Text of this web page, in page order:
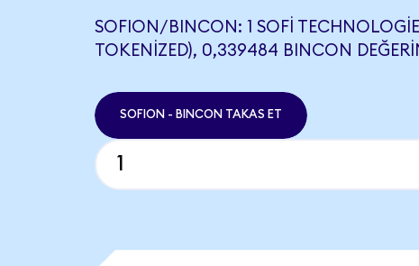
SOFION/BINCON: 1 SOFI
TOKENIZED), 0,339484 BINCON
SOFION - BINCON TAKAS ET